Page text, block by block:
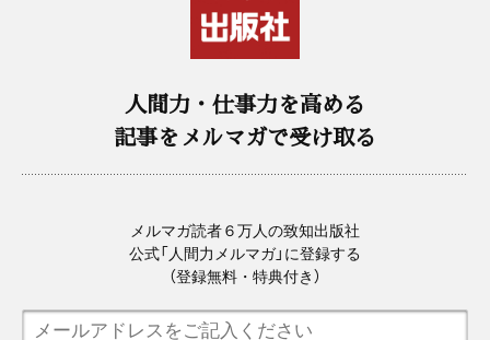
人間力・仕事力を高める
記事をメルマガで受け取る
メルマガ読者６万人の致知出版社
公式「人間力メルマガ」に登録する
（登録無料・特典付き）